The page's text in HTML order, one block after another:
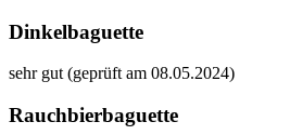
Dinkelbaguette
sehr gut (geprüft am 08.05.2024)
Rauchbierbaguette